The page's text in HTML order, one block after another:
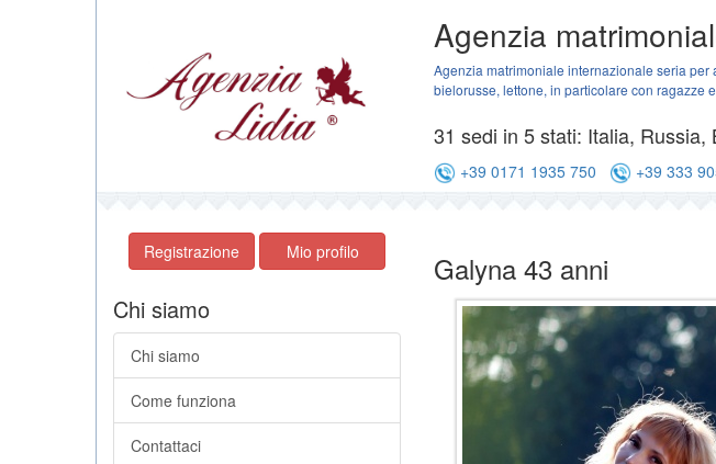
Agenzia
Agenzia matrimoniale internazionale seria per
bielorusse, lettone, in particolare con ragazze
31 sedi in 5 stati: Italia,
+39 0171 1935 750 +39 333
Galyna 43 anni
Registrazione Mio profilo
Chi siamo
Chi siamo
Come funziona
Contattaci